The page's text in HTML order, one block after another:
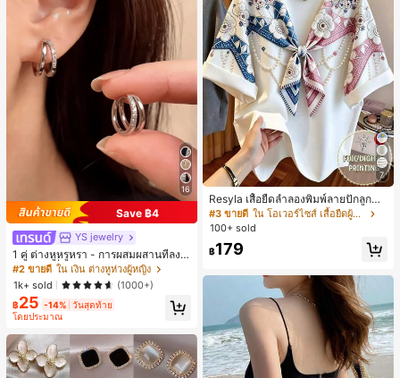
16
Save ฿4
YS jewelry
1 คู่ ต่างหูหรูหรา - การผสมผสานที่ลงตั
วของแฟชั่นและความซับซ้อน, ดีไซน์ส
องชั้น, เหมาะสำหรับสุภาพสตรีและนักเ
รียน, ต่างหูทองแดงฝังไมโคร
#2 ขายดี ใน เงิน ต่างหูห่วงผู้หญิง
1k+ sold
(1000+)
฿25 -14% วันสุดท้าย
โดยประมาณ
7
Resyla เสื้อยืดลำลองพิมพ์ลายปักลูกปัด
รูปโบว์ขนาดใหญ่สำหรับผู้หญิง
#3 ขายดี
ใน โอเวอร์ไซส์ เสื้อยืดผู้หญิง
100+ sold
฿179